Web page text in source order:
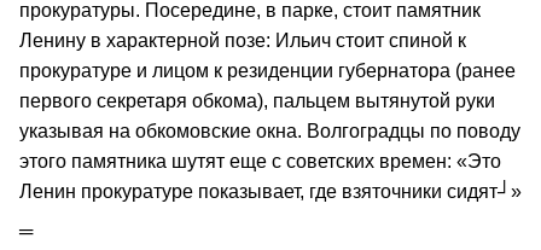
прокуратуры. Посередине, в парке, стоит памятник
Ленину в характерной позе: Ильич стоит спиной к
прокуратуре и лицом к резиденции губернатора (ранее
первого секретаря обкома), пальцем вытянутой руки
указывая на обкомовские окна. Волгоградцы по поводу
этого памятника шутят еще с советских времен: «Это
Ленин прокуратуре показывает, где взяточники сидят┘»
═